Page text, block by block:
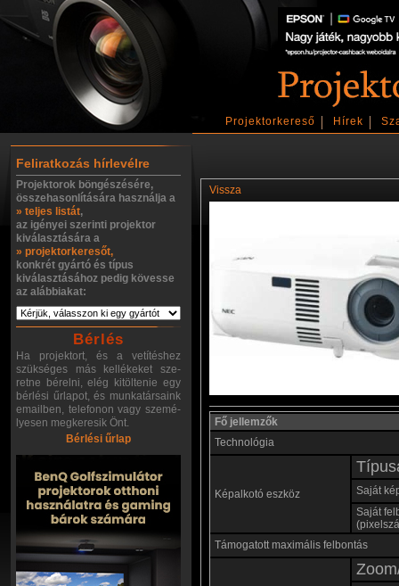
Projektorkereső Hírek
Feliratkozás hírlevélre
Projektorok böngészésére,
összehasonlítására használja a
» teljes listát,
az igényei szerinti projektor
kiválasztására a
» projektorkeresőt,
konkrét gyártó és típus
kiválasztásához pedig kövesse
az alábbiakat:
Bérlés
Ha projektort, és a vetítéshez
szükséges más kellékeket sze-
retne bérelni, elég kitöltenie egy
bérlési űrlapot, és munkatársaink
emailben, telefonon vagy szemé-
lyesen megkeresik Önt.
Bérlési űrlap
Vissza
Fő jellemzők
Technológia
Képalkotó eszköz
Saját
Saját
Támogatott maximális felbontás